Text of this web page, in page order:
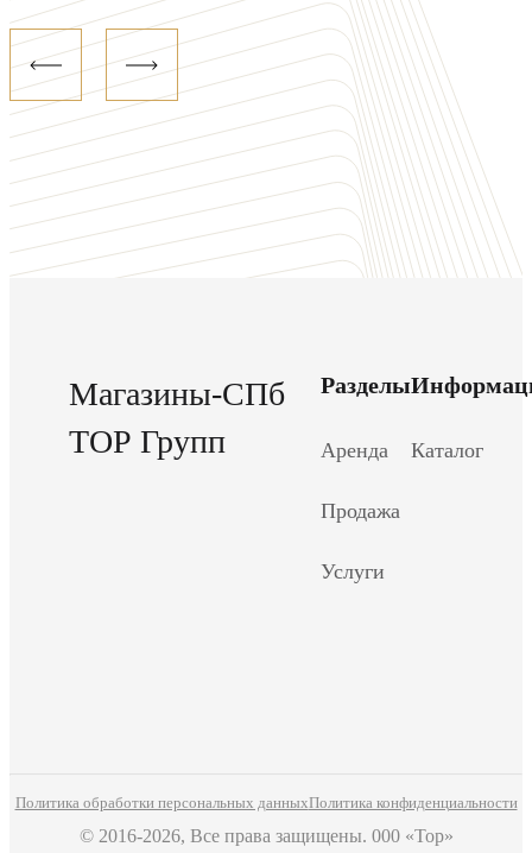
Магазины-СПб
ТОР Групп
Разделы
Аренда
Продажа
Услуги
Каталог
© 2016-2026, Все права защищены. 000 «Тор»
Политика обработки персональных данныхПолитика конфиденциальности